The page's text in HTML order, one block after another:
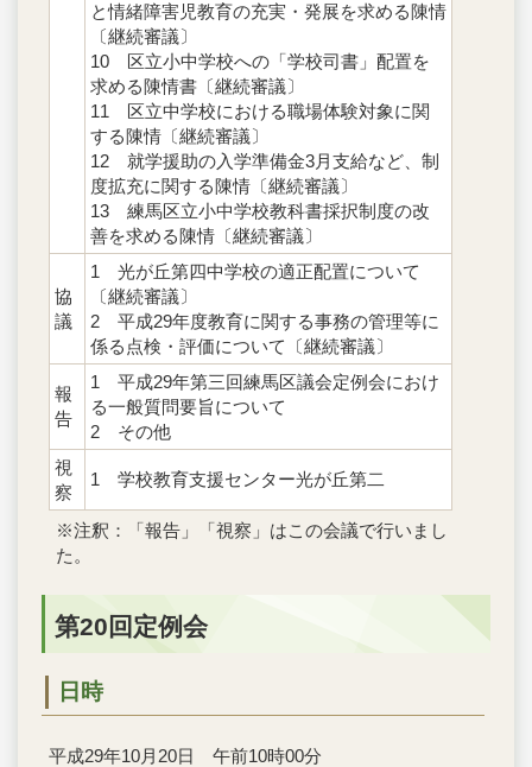
と情緒障害児教育の充実・発展を求める陳情
〔継続審議〕
10 区立小中学校への「学校司書」配置を
求める陳情書〔継続審議〕
11 区立中学校における職場体験対象に関
する陳情〔継続審議〕
12 就学援助の入学準備金3月支給など、制
度拡充に関する陳情〔継続審議〕
13 練馬区立小中学校教科書採択制度の改
善を求める陳情〔継続審議〕
協
議
1 光が丘第四中学校の適正配置について
〔継続審議〕
2 平成29年度教育に関する事務の管理等に
係る点検・評価について〔継続審議〕
報
告
1 平成29年第三回練馬区議会定例会におけ
る一般質問要旨について
2 その他
視
察
1 学校教育支援センター光が丘第二
※注釈：「報告」「視察」はこの会議で行いまし
た。
第20回定例会
日時
平成29年10月20日 午前10時00分